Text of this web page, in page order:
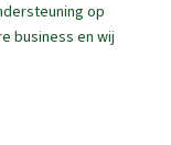
op
business en wij